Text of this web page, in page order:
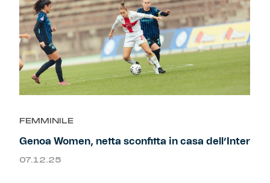
FEMMINILE
Genoa Women, netta sconfitta in casa dell’Inter
07.12.25